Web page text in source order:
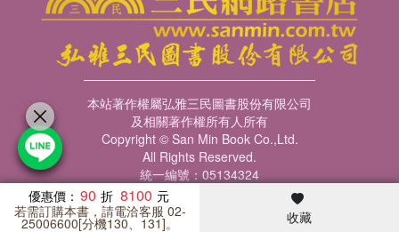
優惠價： 90 8100
若需訂購本書，請電洽客服 02-
25006600[分機130、131]。 收藏
暢銷榜 客服中心 瀏覽紀錄
本站著作權屬弘雅三民圖書股份有限公司
及相關著作權所有人所有
Copyright © San Min Book Co.,Ltd.
All Rights Reserved.
統一編號：05134324